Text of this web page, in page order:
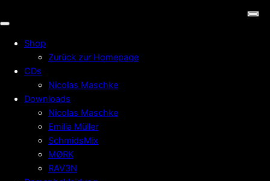
Shop
Zurück zur Homepage
CDs
Nicolas Maschke
Downloads
Nicolas Maschke
Emilia Müller
SchmidsMix
MØRK
RAV3N